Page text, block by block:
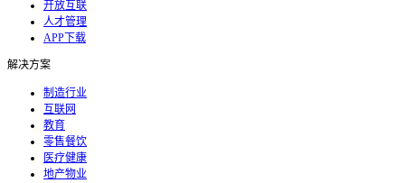
开放互联
人才管理
APP下载
解决方案
制造行业
互联网
教育
零售餐饮
医疗健康
地产物业